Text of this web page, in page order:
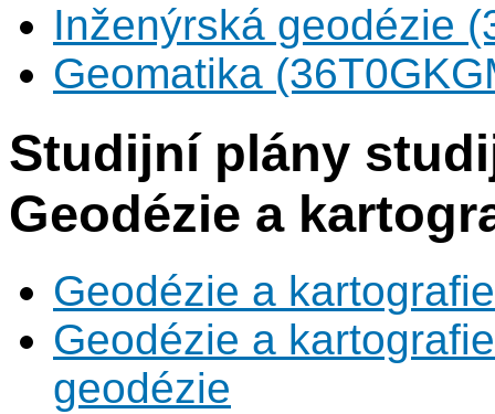
Inženýrská geodézie
Geomatika
Studijní plány
Geodézie a
Geodézie a
Geodézie a
geodézie